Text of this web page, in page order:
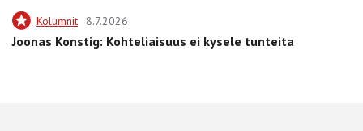
Kolumnit 8.7.2026
Joonas Konstig: Kohteliaisuus ei kysele tunteita